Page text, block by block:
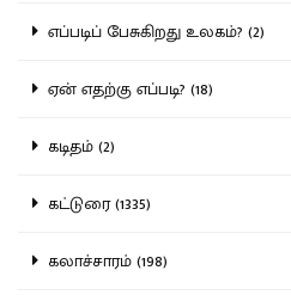
எப்படிப் பேசுகிறது உலகம்? (2)
ஏன் எதற்கு எப்படி? (18)
கடிதம் (2)
கட்டுரை (1335)
கலாச்சாரம் (198)